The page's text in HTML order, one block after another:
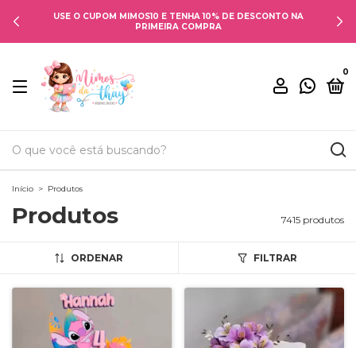
USE O CUPOM MIMOS10 E TENHA 10% DE DESCONTO NA
PRIMEIRA COMPRA
0
Início > Produtos
Produtos 7415 produtos
ORDENAR FILTRAR